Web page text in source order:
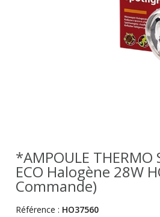
*AMPOULE THERMO
ECO Halogène 28W
Commande)
Référence : HO37560